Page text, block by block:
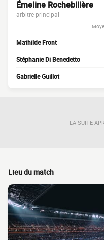
Émeline Rochebilière
arbitre principal
Mathilde Front
Stéphanie Di Benedetto
Gabrielle Guillot
LA SUITE
Lieu du match